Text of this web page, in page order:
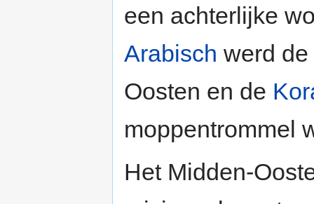
een achterlijke
Arabisch werd
Oosten en de
moppentrommel
Het Midden-